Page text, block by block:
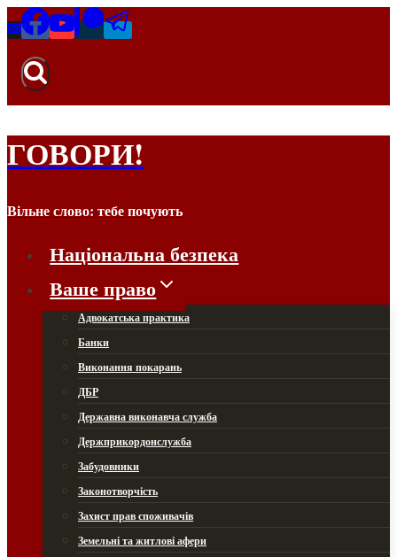
Перейти
до
вмісту
ГОВОРИ!
Вільне слово: тебе почують
Національна безпека
Ваше право
Адвокатська практика
Банки
Виконання покарань
ДБР
Державна виконавча служба
Держприкордонслужба
Забудовники
Законотворчість
Захист прав споживачів
Земельні та житлові афери